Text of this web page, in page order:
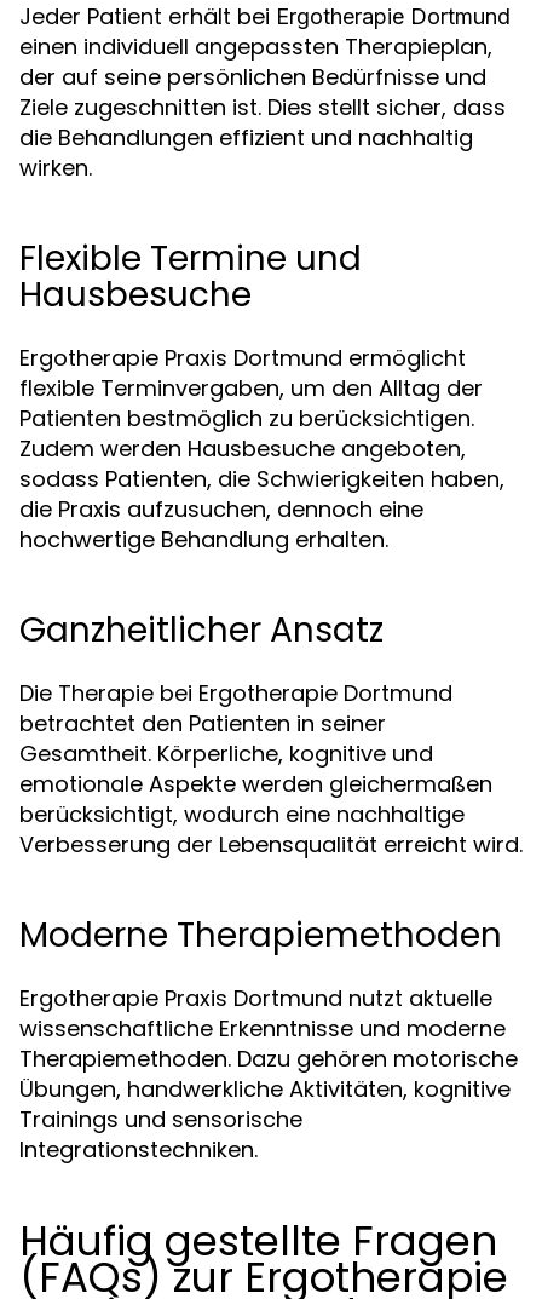
Jeder Patient erhält bei Ergotherapie Dortmund
einen individuell angepassten Therapieplan,
der auf seine persönlichen Bedürfnisse und
Ziele zugeschnitten ist. Dies stellt sicher, dass
die Behandlungen effizient und nachhaltig
wirken.
Flexible Termine und
Hausbesuche
Ergotherapie Praxis Dortmund ermöglicht
flexible Terminvergaben, um den Alltag der
Patienten bestmöglich zu berücksichtigen.
Zudem werden Hausbesuche angeboten,
sodass Patienten, die Schwierigkeiten haben,
die Praxis aufzusuchen, dennoch eine
hochwertige Behandlung erhalten.
Ganzheitlicher Ansatz
Die Therapie bei Ergotherapie Dortmund
betrachtet den Patienten in seiner
Gesamtheit. Körperliche, kognitive und
emotionale Aspekte werden gleichermaßen
berücksichtigt, wodurch eine nachhaltige
Verbesserung der Lebensqualität erreicht wird.
Moderne Therapiemethoden
Ergotherapie Praxis Dortmund nutzt aktuelle
wissenschaftliche Erkenntnisse und moderne
Therapiemethoden. Dazu gehören motorische
Übungen, handwerkliche Aktivitäten, kognitive
Trainings und sensorische
Integrationstechniken.
Häufig gestellte Fragen
(FAQs) zur Ergotherapie